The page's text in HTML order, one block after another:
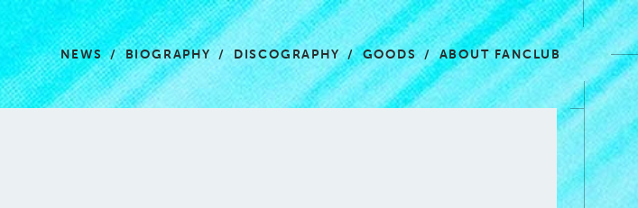
NEWS BIOGRAPHY DISCOGRAPHY GOODS ABOUT FANCLUB